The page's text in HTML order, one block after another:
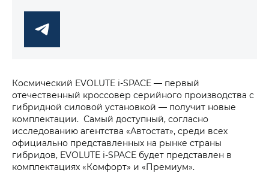
Космический EVOLUTE i‑SPACE — первый
отечественный кроссовер серийного производства с
гибридной силовой установкой — получит новые
комплектации. Самый доступный, согласно
исследованию агентства «Автостат», среди всех
официально представленных на рынке страны
гибридов, EVOLUTE i‑SPACE будет представлен в
комплектациях «Комфорт» и «Премиум».